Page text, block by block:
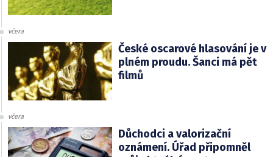
včera
České oscarové hlasování je v
plném proudu. Šanci má pět
filmů
včera
Důchodci a valorizační
oznámení. Úřad připomněl